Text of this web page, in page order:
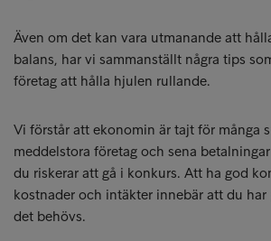
Även om det kan vara utmanande att
balans, har vi sammanställt några tips
företag att hålla hjulen rullande.
Vi förstår att ekonomin är tajt för många
meddelstora företag och sena
du riskerar att gå i konkurs. Att ha god
kostnader och intäkter innebär att du har
det behövs.